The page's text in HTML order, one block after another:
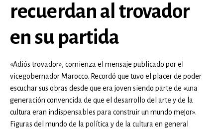
recuerdan al trovador
en su partida
«Adiós trovador», comienza el mensaje publicado por el
vicegobernador Marocco. Recordó que tuvo el placer de poder
escuchar sus obras desde que era joven siendo parte de «una
generación convencida de que el desarrollo del arte y de la
cultura eran indispensables para construir un mundo mejor».
Figuras del mundo de la política y de la cultura en general